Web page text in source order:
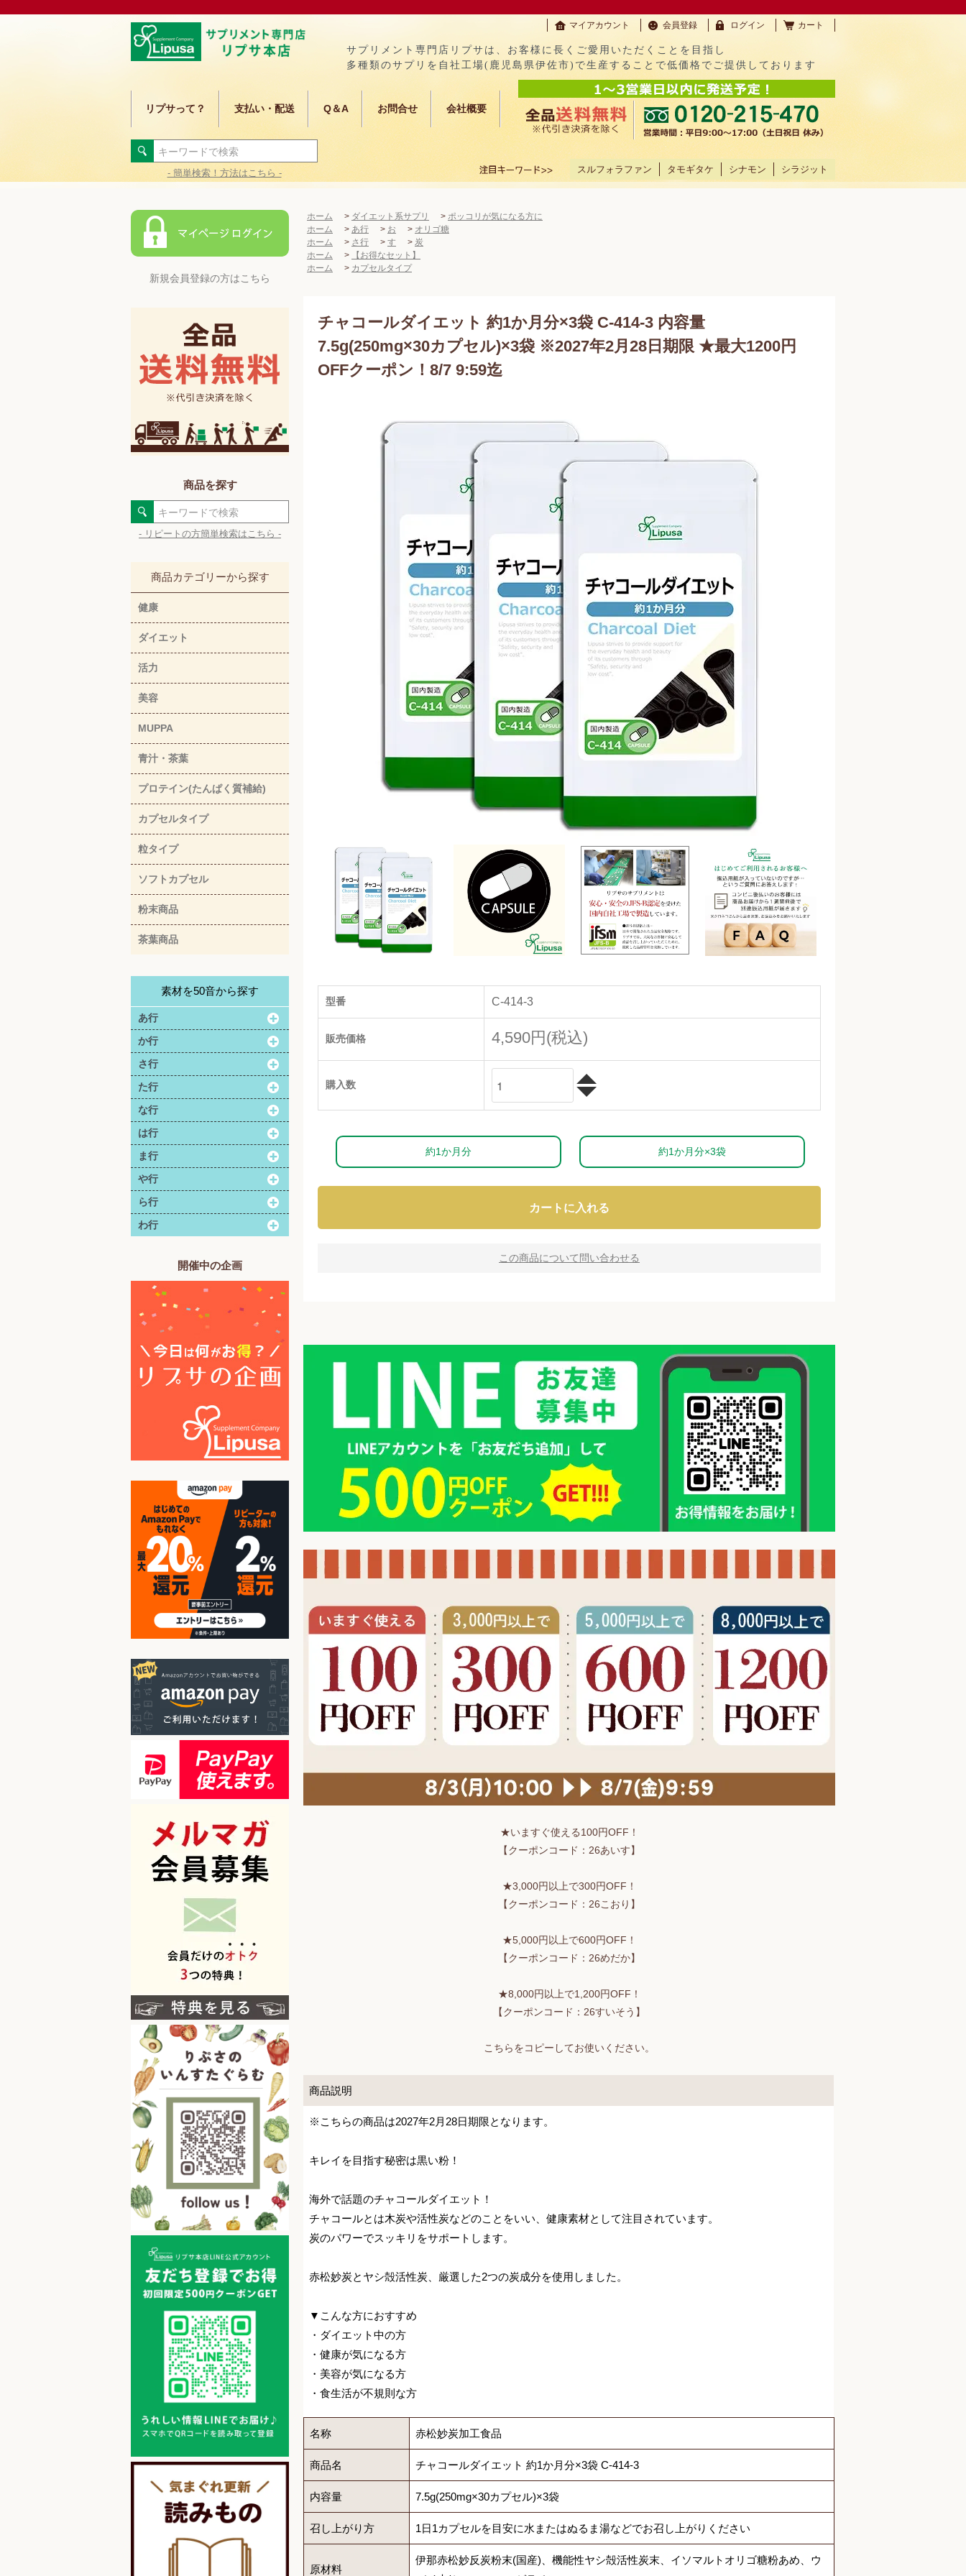
マイアカウント 会員登録 ログイン カート
サプリメント専門店リプサは、お客様に長くご愛用いただくことを目指し
多種類のサプリを自社工場(鹿児島県伊佐市)で生産することで低価格でご提供しております
リプサって？ 支払い・配送 Q＆A お問合せ 会社概要
- 簡単検索！方法はこちら - スルフォラファン タモギタケ シナモン シラジット
新規会員登録の方はこちら
商品を探す
- リピートの方簡単検索はこちら -
商品カテゴリーから探す
健康
ダイエット
活力
美容
MUPPA
青汁・茶葉
プロテイン(たんぱく質補給)
カプセルタイプ
粒タイプ
ソフトカプセル
粉末商品
茶葉商品
素材を50音から探す
あ行
か行
さ行
た行
な行
は行
ま行
や行
ら行
わ行
開催中の企画
ホーム > ダイエット系サプリ > ポッコリが気になる方に
ホーム
> あ行 > お > オリゴ糖
ホーム
> さ行 > す > 炭
ホーム
>
【お得なセット】
ホーム
> カプセルタイプ
チャコールダイエット 約1か月分×3袋 C-414-3 内容量
7.5g(250mg×30カプセル)×3袋 ※2027年2月28日期限 ★最大1200円
OFFクーポン！8/7 9:59迄
型番 C-414-3
販売価格 4,590円(税込)
購入数
約1か月分 約1か月分×3袋
カートに入れる
この商品について問い合わせる
★いますぐ使える100円OFF！
【クーポンコード：26あいす】
★3,000円以上で300円OFF！
【クーポンコード：26こおり】
★5,000円以上で600円OFF！
【クーポンコード：26めだか】
★8,000円以上で1,200円OFF！
【クーポンコード：26すいそう】
こちらをコピーしてお使いください。
商品説明
※こちらの商品は2027年2月28日期限となります。
キレイを目指す秘密は黒い粉！
海外で話題のチャコールダイエット！
チャコールとは木炭や活性炭などのことをいい、健康素材として注目されています。
炭のパワーでスッキリをサポートします。
赤松妙炭とヤシ殻活性炭、厳選した2つの炭成分を使用しました。
▼こんな方におすすめ
・ダイエット中の方
・健康が気になる方
・美容が気になる方
・食生活が不規則な方
名称 赤松妙炭加工食品
商品名 チャコールダイエット 約1か月分×3袋 C-414-3
内容量 7.5g(250mg×30カプセル)×3袋
召し上がり方 1日1カプセルを目安に水またはぬるま湯などでお召し上がりください
原材料
伊那赤松妙反炭粉末(国産)、機能性ヤシ殻活性炭末、イソマルトオリゴ糖粉あめ、ウ